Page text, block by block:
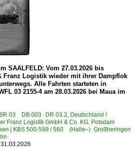
· DR 110 DR V 100
DB V 100.10 Private
Private
DR 119 'U-Boot'
· BR 253 · DE 2000 ·ER20·
·NoHAB AA16· 'V 170'
· DR 118 DR V 180
· DR 229 Umbau Krupp
SAALFELD: Vom 27.03.2026 bis
Franz Logistik wieder mit ihrer Dampflok
Alle Fahrten starteten in
03 2155-4 am 28.03.2026 bei Maua im
03 DB 003 · DR 03.2, Deutschland /
Franz Logistik GmbH & Co. KG, Potsdam
| KBS 500-599 / 560 (Halle–) Großheringen